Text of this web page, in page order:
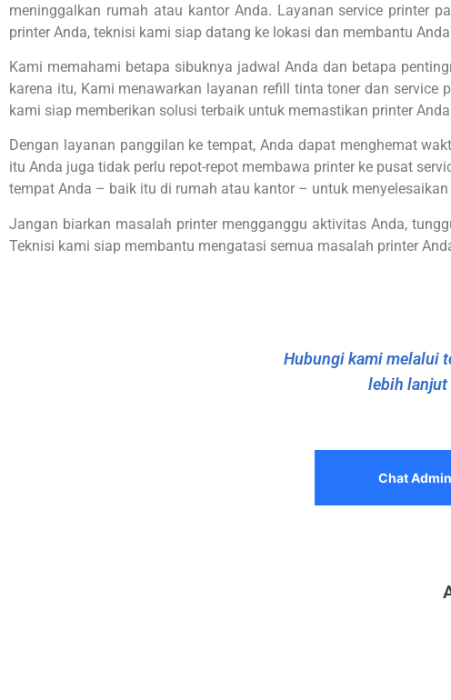
meninggalkan rumah atau kantor Anda. Layanan service printer
printer Anda, teknisi kami siap datang ke lokasi dan membantu
Kami memahami betapa sibuknya jadwal Anda dan betapa
karena itu, Kami menawarkan layanan refill tinta toner dan
kami siap memberikan solusi terbaik untuk memastikan printer
Dengan layanan panggilan ke tempat, Anda dapat menghemat
itu Anda juga tidak perlu repot-repot membawa printer ke pusat
tempat Anda – baik itu di rumah atau kantor – untuk
Jangan biarkan masalah printer mengganggu aktivitas Anda,
Teknisi kami siap membantu mengatasi semua masalah printer
Hubungi kami melalui
lebih lanjut
Chat Admin